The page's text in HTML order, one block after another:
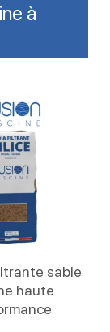
à
sable
haute